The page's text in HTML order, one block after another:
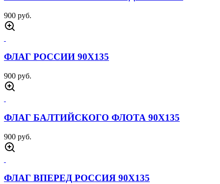
900 руб.
ФЛАГ РОССИИ 90Х135
900 руб.
ФЛАГ БАЛТИЙСКОГО ФЛОТА 90Х135
900 руб.
ФЛАГ ВПЕРЕД РОССИЯ 90Х135